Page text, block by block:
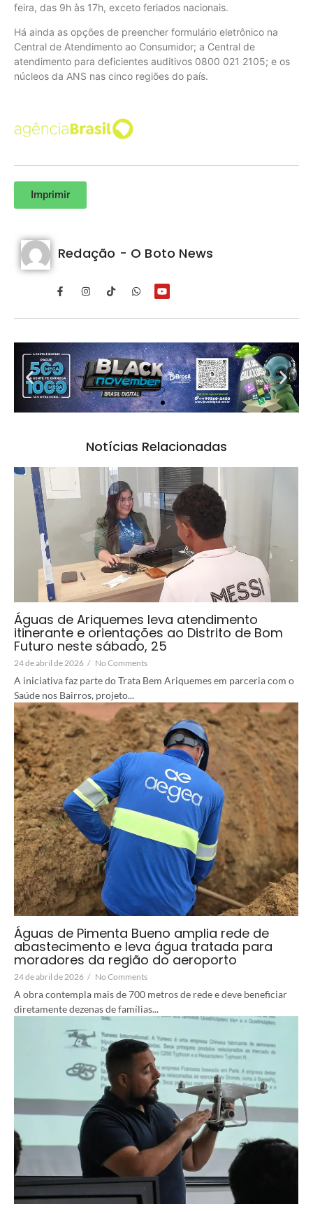
feira, das 9h às 17h, exceto feriados nacionais.
Há ainda as opções de preencher formulário eletrônico na
Central de Atendimento ao Consumidor; a Central de
atendimento para deficientes auditivos 0800 021 2105; e os
núcleos da ANS nas cinco regiões do país.
Imprimir
Redação - O Boto News
Notícias Relacionadas
Águas de Ariquemes leva atendimento
itinerante e orientações ao Distrito de Bom
Futuro neste sábado, 25
24 de abril de 2026 / No Comments
A iniciativa faz parte do Trata Bem Ariquemes em parceria com o
Saúde nos Bairros, projeto...
Águas de Pimenta Bueno amplia rede de
abastecimento e leva água tratada para
moradores da região do aeroporto
24 de abril de 2026 / No Comments
A obra contempla mais de 700 metros de rede e deve beneficiar
diretamente dezenas de famílias...